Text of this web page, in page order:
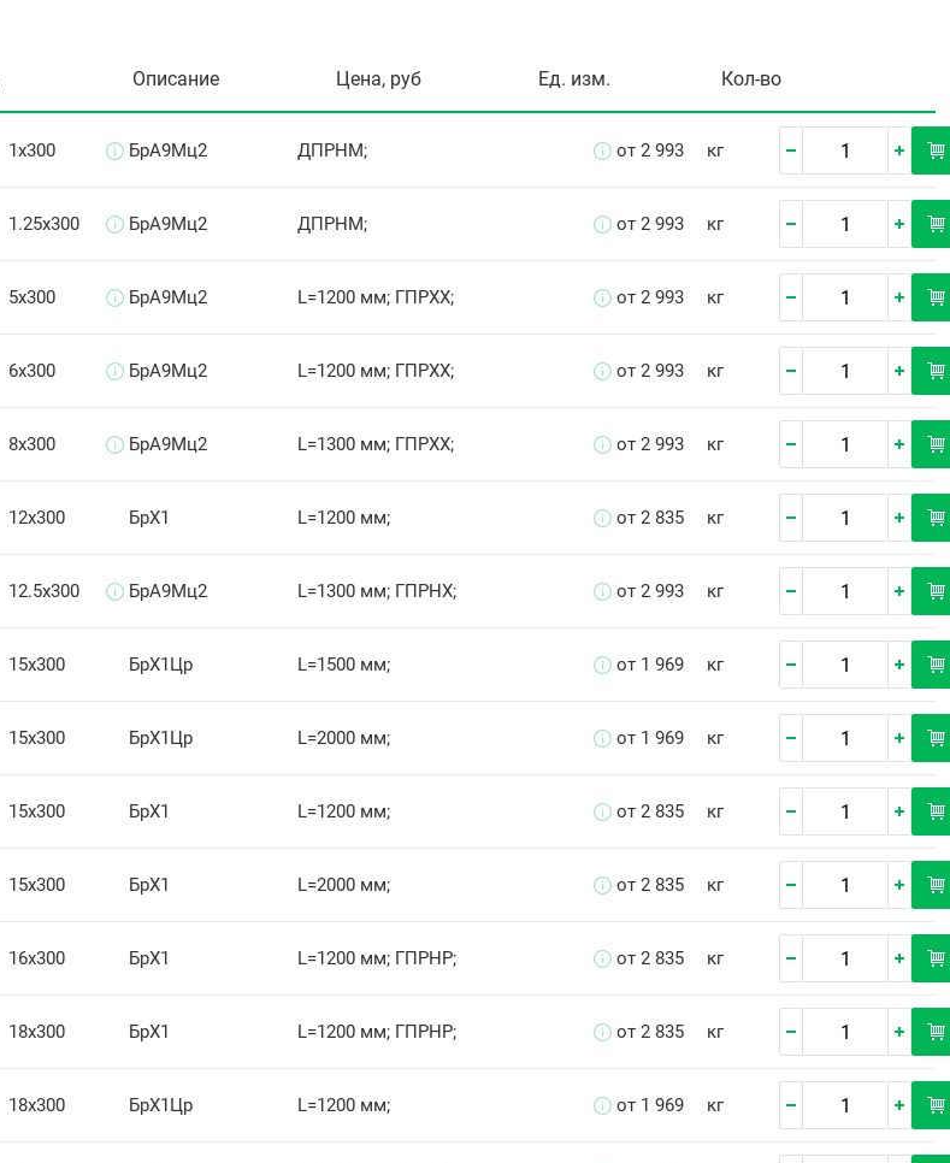
Описание Цена, руб Ед. изм. Кол-во
1х300 БрА9Мц2 ДПРНМ; от 2 993 кг
1.25х300 БрА9Мц2 ДПРНМ; от 2 993 кг
5х300 БрА9Мц2 L=1200 мм; ГПРХХ; от 2 993 кг
6х300 БрА9Мц2 L=1200 мм; ГПРХХ; от 2 993 кг
8х300 БрА9Мц2 L=1300 мм; ГПРХХ; от 2 993 кг
12х300 БрХ1 L=1200 мм; от 2 835 кг
12.5х300 БрА9Мц2 L=1300 мм; ГПРНХ; от 2 993 кг
15х300 БрХ1Цр L=1500 мм; от 1 969 кг
15х300 БрХ1Цр L=2000 мм; от 1 969 кг
15х300 БрХ1 L=1200 мм; от 2 835 кг
15х300 БрХ1 L=2000 мм; от 2 835 кг
16х300 БрХ1 L=1200 мм; ГПРНР; от 2 835 кг
18х300 БрХ1 L=1200 мм; ГПРНР; от 2 835 кг
18х300 БрХ1Цр L=1200 мм; от 1 969 кг